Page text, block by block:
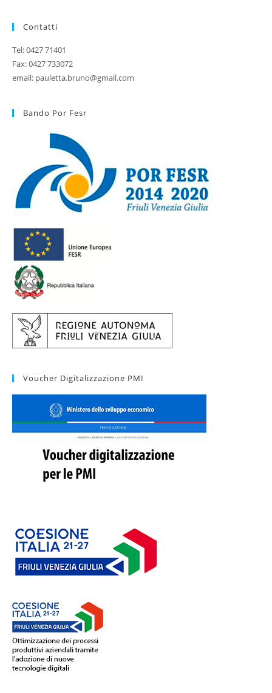
Contatti
Tel: 0427 71401
Fax: 0427 733072
email: pauletta.bruno@gmail.com
Bando Por Fesr
Voucher Digitalizzazione PMI